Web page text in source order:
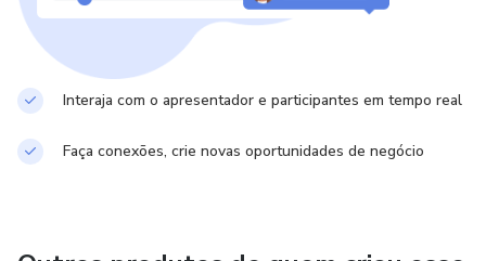
Interaja com o apresentador e participantes em tempo real
Faça conexões, crie novas oportunidades de negócio